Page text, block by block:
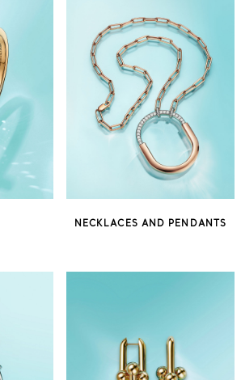
NECKLACES AND PENDANTS